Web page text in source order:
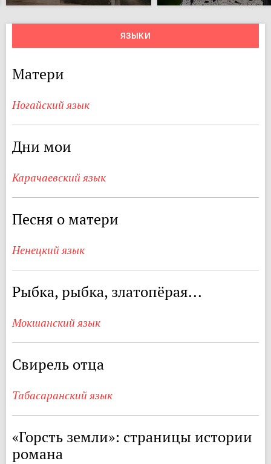
ЯЗЫКИ
Матери
Ногайский язык
Дни мои
Карачаевский язык
Песня о матери
Ненецкий язык
Рыбка, рыбка, златопёрая...
Мокшанский язык
Свирель отца
Табасаранский язык
«Горсть земли»: страницы истории
романа